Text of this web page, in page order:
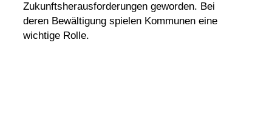
Zukunftsherausforderungen geworden. Bei
deren Bewältigung spielen Kommunen eine
wichtige Rolle.